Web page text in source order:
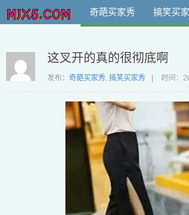
奇葩买家秀 搞笑买
这叉开的真的很彻底啊
发布： 奇葩买家秀, 搞笑买家秀 时间：